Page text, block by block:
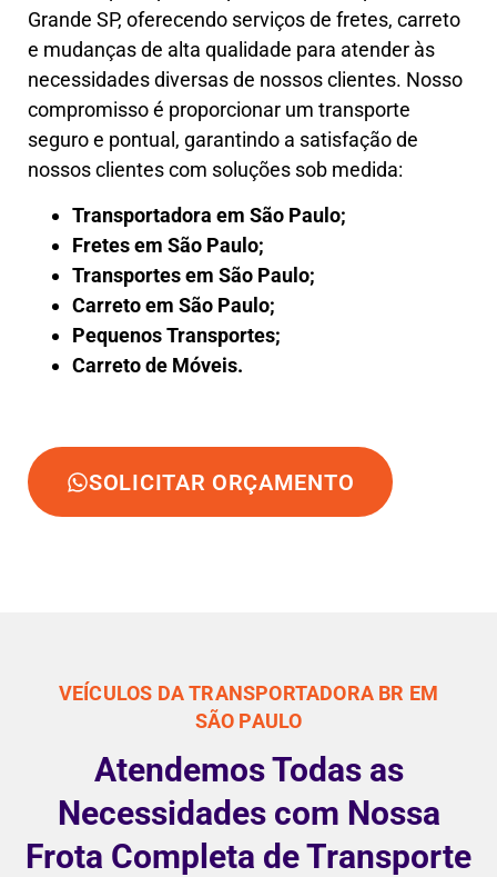
Grande SP, oferecendo serviços de fretes, carreto
e mudanças de alta qualidade para atender às
necessidades diversas de nossos clientes. Nosso
compromisso é proporcionar um transporte
seguro e pontual, garantindo a satisfação de
nossos clientes com soluções sob medida:
Transportadora em São Paulo;
Fretes em São Paulo;
Transportes em São Paulo;
Carreto em São Paulo;
Pequenos Transportes;
Carreto de Móveis.
SOLICITAR ORÇAMENTO
VEÍCULOS DA TRANSPORTADORA BR EM
SÃO PAULO
Atendemos Todas as
Necessidades com Nossa
Frota Completa de Transporte